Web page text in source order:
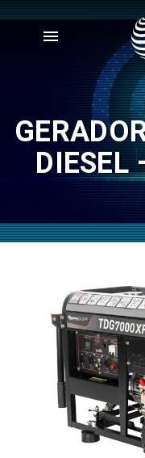
menu
DIESEL